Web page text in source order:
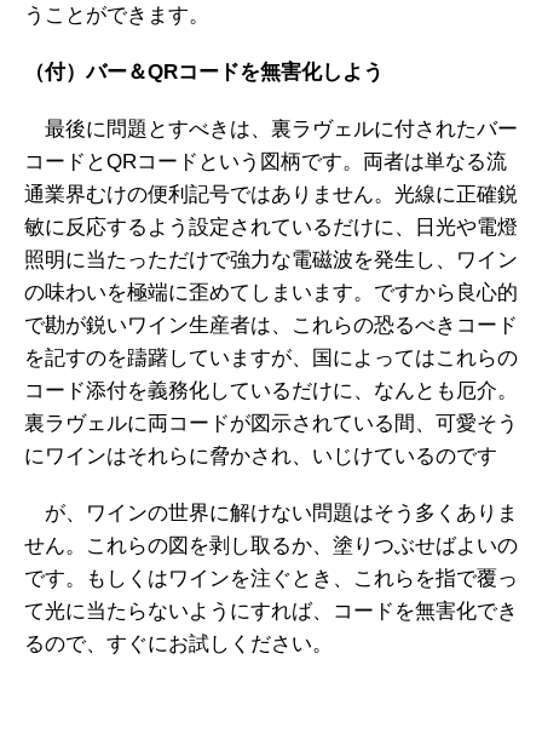
うことができます。
（付）バー＆QRコードを無害化しよう
最後に問題とすべきは、裏ラヴェルに付されたバー
コードとQRコードという図柄です。両者は単なる流
通業界むけの便利記号ではありません。光線に正確鋭
敏に反応するよう設定されているだけに、日光や電燈
照明に当たっただけで強力な電磁波を発生し、ワイン
の味わいを極端に歪めてしまいます。ですから良心的
で勘が鋭いワイン生産者は、これらの恐るべきコード
を記すのを躊躇していますが、国によってはこれらの
コード添付を義務化しているだけに、なんとも厄介。
裏ラヴェルに両コードが図示されている間、可愛そう
にワインはそれらに脅かされ、いじけているのです
が、ワインの世界に解けない問題はそう多くありま
せん。これらの図を剥し取るか、塗りつぶせばよいの
です。もしくはワインを注ぐとき、これらを指で覆っ
て光に当たらないようにすれば、コードを無害化でき
るので、すぐにお試しください。